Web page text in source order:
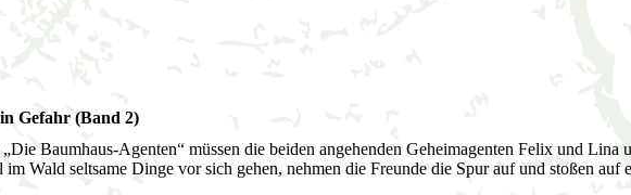
Gefahr (Band 2)
Baumhaus-Agenten“ müssen die beiden angehenden Geheimagenten Felix und Lina
Wald seltsame Dinge vor sich gehen, nehmen die Freunde die Spur auf und stoßen